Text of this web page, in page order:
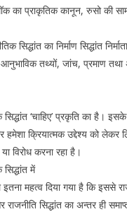
का प्राकृतिक कानून, रुसो की
सिद्धांत का निर्माण सिद्धांत
तथ्यों, जांच, प्रमाण
सिद्धांत ‘चाहिए’ प्रकृति का है।
हमेशा क्रियात्मक उद्देश्य को
विरोध करना रहा है।
सिद्धांत में
महत्व दिया गया है कि इससे
राजनीति सिद्धांत का अन्तर ही